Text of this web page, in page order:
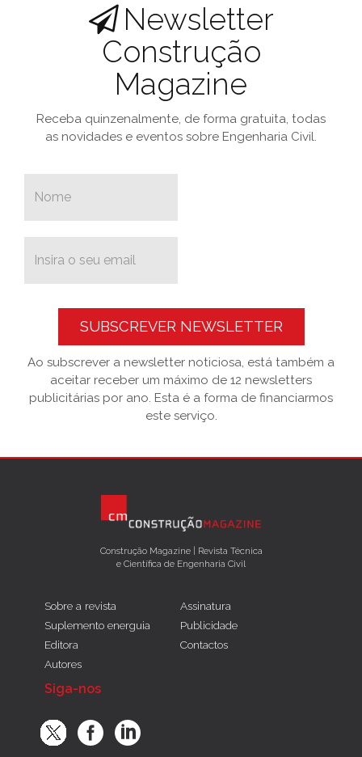
Newsletter
Construção
Magazine
Receba quinzenalmente, de forma gratuita, todas
as novidades e eventos sobre Engenharia Civil.
SUBSCREVER NEWSLETTER
Ao subscrever a newsletter noticiosa, está também a
aceitar receber um máximo de 12 newsletters
publicitárias por ano. Esta é a forma de financiarmos
este serviço.
Construção Magazine | Revista Técnica
e Científica de Engenharia Civil
Sobre a revista
Suplemento energuia
Editora
Autores
Assinatura
Publicidade
Contactos
Siga-nos